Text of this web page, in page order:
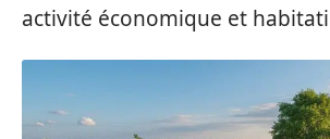
activité économique et